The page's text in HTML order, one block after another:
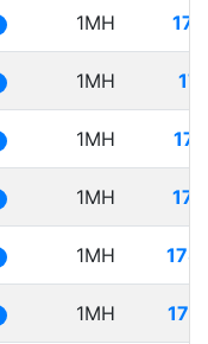
1MH
1MH
1MH
1MH
1MH
1MH